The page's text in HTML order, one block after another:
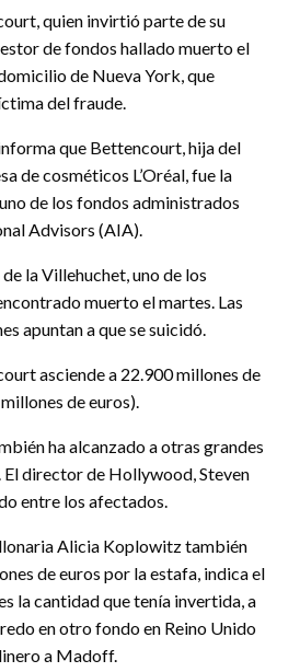
quien invirtió parte de su
de fondos hallado muerto el
de Nueva York, que
del fraude.
que Bettencourt, hija del
de cosméticos L’Oréal, fue la
de los fondos administrados
Advisors (AIA).
la Villehuchet, uno de los
muerto el martes. Las
apuntan a que se suicidó.
asciende a 22.900 millones de
de euros).
ha alcanzado a otras grandes
El director de Hollywood, Steven
entre los afectados.
Alicia Koplowitz también
de euros por la estafa, indica el
la cantidad que tenía invertida, a
en otro fondo en Reino Unido
a Madoff.